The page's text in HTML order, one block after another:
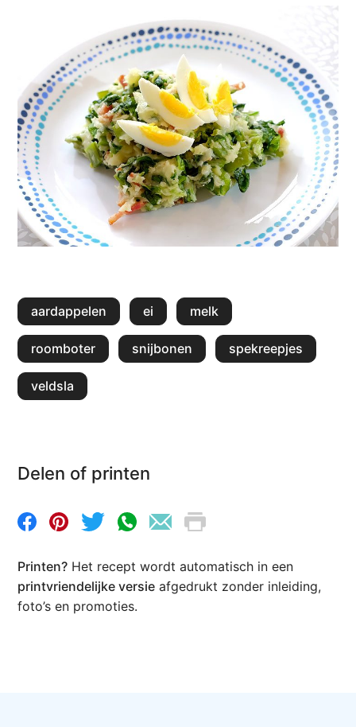
aardappelen ei melk
roomboter snijbonen spekreepjes
veldsla
Delen of printen
Printen? Het recept wordt automatisch in een
printvriendelijke versie afgedrukt zonder inleiding,
foto’s en promoties.